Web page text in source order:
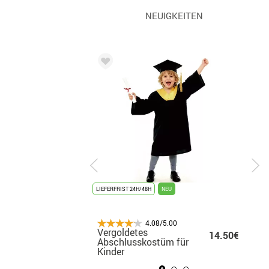
NEUIGKEITEN
LIEFERFRIST 24H/48H NEU
4.08/5.00
Vergoldetes
Abschlusskostüm für
Kinder
14.50€
LIEFERFRIST 24H/48H
Michael Jackson
Thriller-Kostüm für